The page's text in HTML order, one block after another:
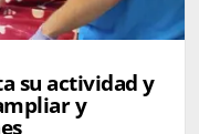
su actividad y
y